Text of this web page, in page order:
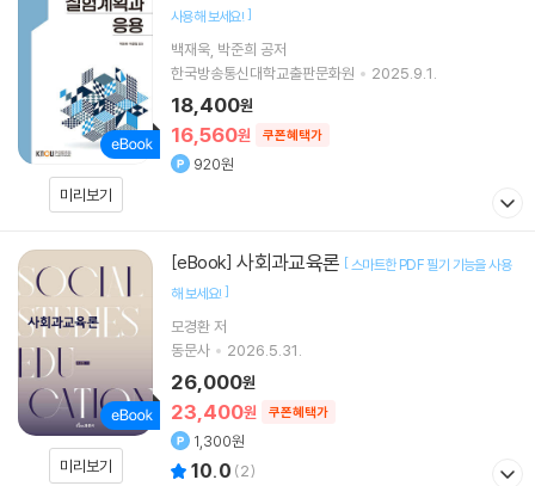
미리보기
사용해 보세요!]
백재욱 박준희 공저
한국방송통신대학교출판문화원
2025.9.1.
16,560원 쿠폰혜택가
18,400원
920원
미리보기
[eBook] 사회과교육론 [스마트한 PDF 필기 기능을 사용
해 보세요!]
모경환저
동문사
2026.5.31.
23,400원 쿠폰혜택가
26,000원
1,300원
10.0 (2)